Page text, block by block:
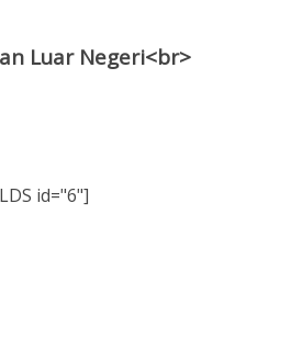
Luar Negeri<br>
id="6"]